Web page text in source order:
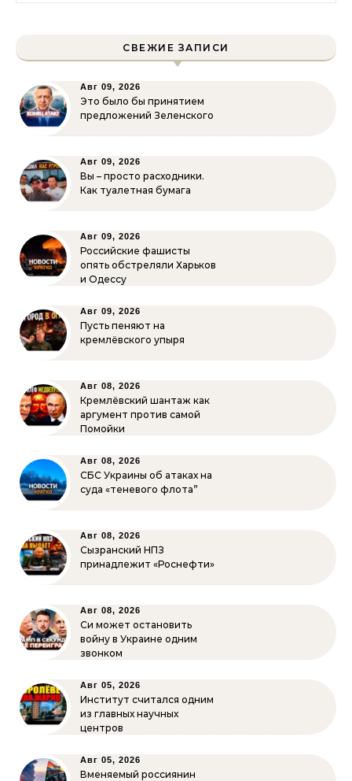
СВЕЖИЕ ЗАПИСИ
Авг 09, 2026
Это было бы принятием
предложений Зеленского
Авг 09, 2026
Вы – просто расходники.
Как туалетная бумага
Авг 09, 2026
Российские фашисты
опять обстреляли Харьков
и Одессу
Авг 09, 2026
Пусть пеняют на
кремлёвского упыря
Авг 08, 2026
Кремлёвский шантаж как
аргумент против самой
Помойки
Авг 08, 2026
СБС Украины об атаках на
суда «теневого флота”
Авг 08, 2026
Сызранский НПЗ
принадлежит «Роснефти»
Авг 08, 2026
Си может остановить
войну в Украине одним
звонком
Авг 05, 2026
Институт считался одним
из главных научных
центров
Авг 05, 2026
Вменяемый россиянин